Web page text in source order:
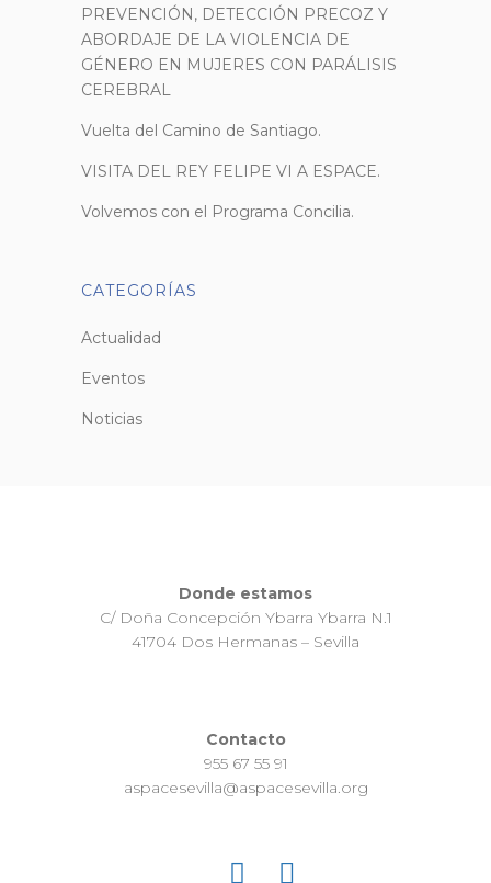
PREVENCIÓN, DETECCIÓN PRECOZ Y
ABORDAJE DE LA VIOLENCIA DE
GÉNERO EN MUJERES CON PARÁLISIS
CEREBRAL
Vuelta del Camino de Santiago.
VISITA DEL REY FELIPE VI A ESPACE.
Volvemos con el Programa Concilia.
CATEGORÍAS
Actualidad
Eventos
Noticias
Donde estamos
C/ Doña Concepción Ybarra Ybarra N.1
41704 Dos Hermanas – Sevilla
Contacto
955 67 55 91
aspacesevilla@aspacesevilla.org